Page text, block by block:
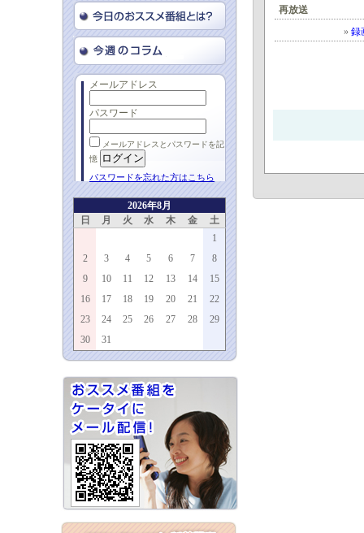
メールアドレス
パスワード
メールアドレスとパスワードを記
憶
パスワードを忘れた方はこちら
2026年8月
日
月 火 水 木 金
土
1
2
3 4 5 6 7
8
9
10 11 12 13 14
15
16
17 18 19 20 21
22
23
24 25 26 27 28
29
30
31
再放送
» 録